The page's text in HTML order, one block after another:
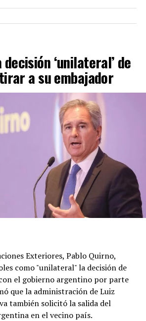
‘unilateral’ de
a su embajador
Exteriores, Pablo Quirno,
como "unilateral" la decisión de
el gobierno argentino por parte
que la administración de Luiz
también solicitó la salida del
en el vecino país.